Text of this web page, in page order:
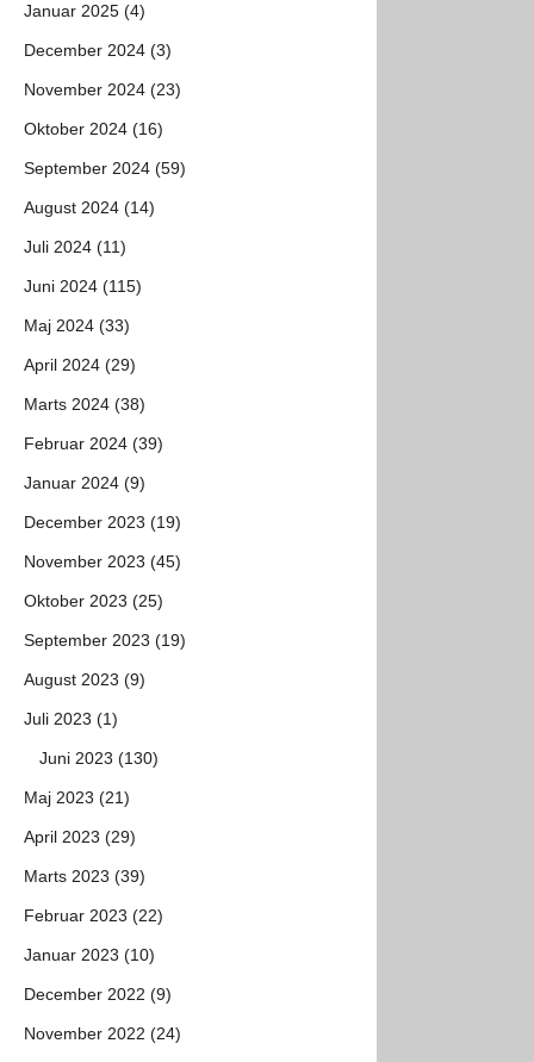
Januar 2025 (4)
December 2024 (3)
November 2024 (23)
Oktober 2024 (16)
September 2024 (59)
August 2024 (14)
Juli 2024 (11)
Juni 2024 (115)
Maj 2024 (33)
April 2024 (29)
Marts 2024 (38)
Februar 2024 (39)
Januar 2024 (9)
December 2023 (19)
November 2023 (45)
Oktober 2023 (25)
September 2023 (19)
August 2023 (9)
Juli 2023 (1)
Juni 2023 (130)
Maj 2023 (21)
April 2023 (29)
Marts 2023 (39)
Februar 2023 (22)
Januar 2023 (10)
December 2022 (9)
November 2022 (24)